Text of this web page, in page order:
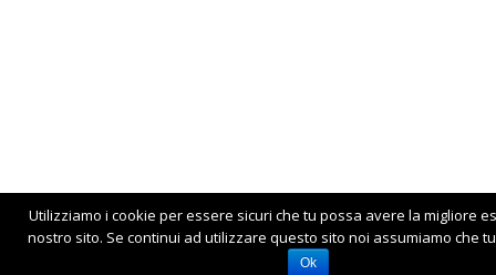
Utilizziamo i cookie per essere sicuri che tu possa avere la migliore
nostro sito. Se continui ad utilizzare questo sito noi assumiamo che
Ok